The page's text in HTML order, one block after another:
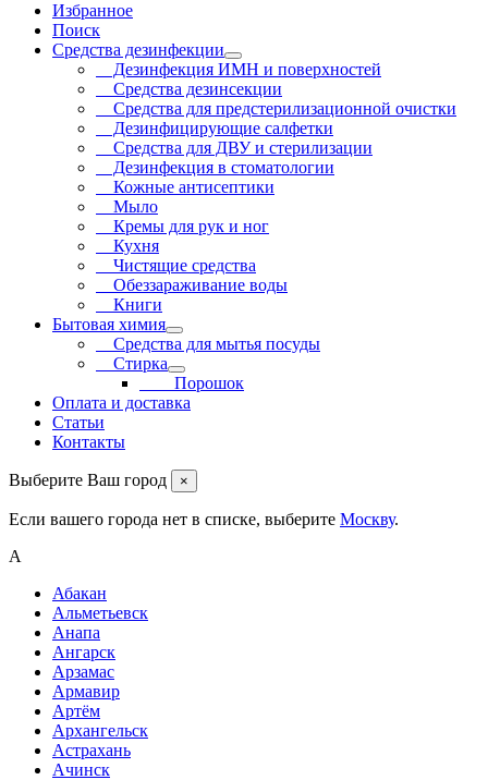
Избранное
Поиск
Средства дезинфекции
Дезинфекция ИМН и поверхностей
Средства дезинсекции
Средства для предстерилизационной очистки
Дезинфицирующие салфетки
Средства для ДВУ и cтерилизации
Дезинфекция в стоматологии
Кожные антисептики
Мыло
Кремы для рук и ног
Кухня
Чистящие средства
Обеззараживание воды
Книги
Бытовая химия
Средства для мытья посуды
Стирка
Порошок
Оплата и доставка
Статьи
Контакты
Выберите Ваш город ×
Если вашего города нет в списке, выберите Москву.
А
Абакан
Альметьевск
Анапа
Ангарск
Арзамас
Армавир
Артём
Архангельск
Астрахань
Ачинск